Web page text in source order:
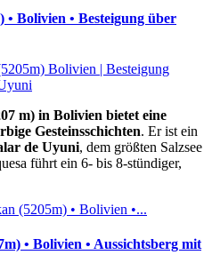
Bolivien • Besteigung über
m) in Bolivien bietet eine
Gesteinsschichten. Er ist ein
de Uyuni, dem größten Salzsee
führt ein 6- bis 8-stündiger,
(5205m) • Bolivien •...
• Bolivien • Aussichtsberg mit